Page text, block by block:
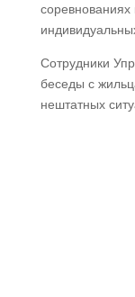
соревнованиях
Сотрудники
беседы с
нештатных